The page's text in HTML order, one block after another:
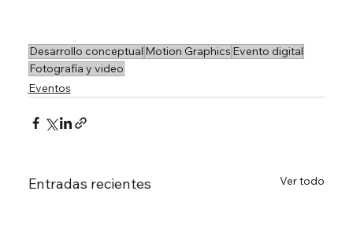
Desarrollo conceptual Motion Graphics Evento digital
Fotografía y video
Eventos
Entradas recientes Ver todo